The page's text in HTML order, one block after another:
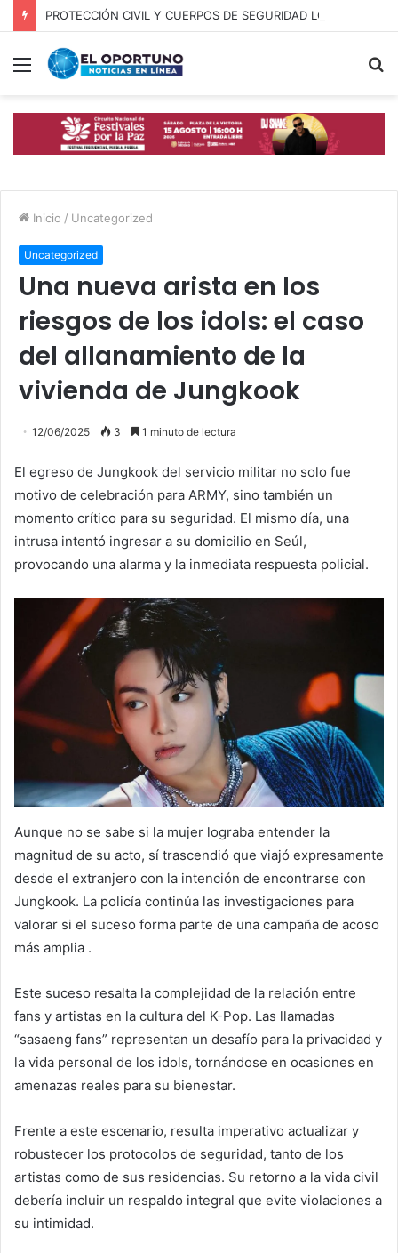
Menú
Inicio / Uncategorized
Uncategorized
Una nueva arista en los
riesgos de los idols: el caso
del allanamiento de la
vivienda de Jungkook
12/06/2025 3 1 minuto de lectura
El egreso de Jungkook del servicio militar no solo fue
motivo de celebración para ARMY, sino también un
momento crítico para su seguridad. El mismo día, una
intrusa intentó ingresar a su domicilio en Seúl,
provocando una alarma y la inmediata respuesta policial.
Aunque no se sabe si la mujer lograba entender la
magnitud de su acto, sí trascendió que viajó expresamente
desde el extranjero con la intención de encontrarse con
Jungkook. La policía continúa las investigaciones para
valorar si el suceso forma parte de una campaña de acoso
más amplia .
Este suceso resalta la complejidad de la relación entre
fans y artistas en la cultura del K-Pop. Las llamadas
“sasaeng fans” representan un desafío para la privacidad y
la vida personal de los idols, tornándose en ocasiones en
amenazas reales para su bienestar.
Frente a este escenario, resulta imperativo actualizar y
robustecer los protocolos de seguridad, tanto de los
artistas como de sus residencias. Su retorno a la vida civil
debería incluir un respaldo integral que evite violaciones a
su intimidad.